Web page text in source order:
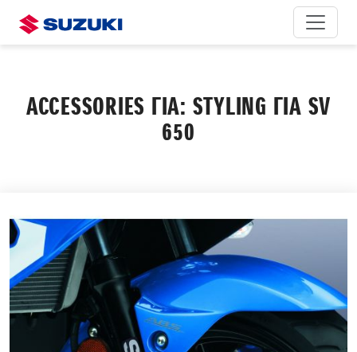
ACCESSORIES ΓΙΑ: STYLING ΓΙΑ SV
650